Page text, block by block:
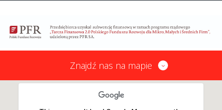
Znajdź nas na mapie